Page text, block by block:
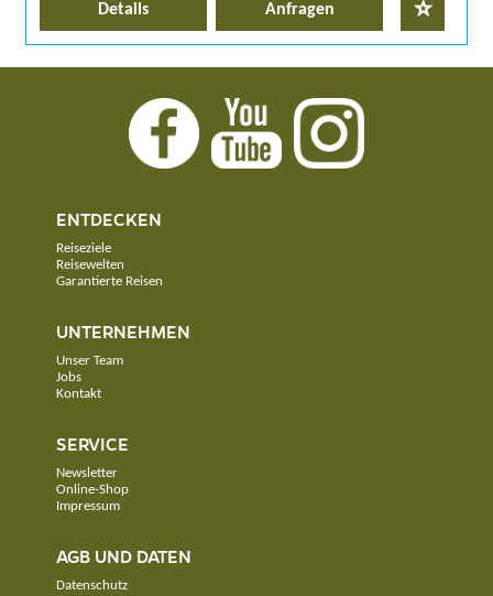
Details Anfragen
ENTDECKEN
Reiseziele
Reisewelten
Garantierte Reisen
UNTERNEHMEN
Unser Team
Jobs
Kontakt
SERVICE
Newsletter
Online-Shop
Impressum
AGB UND DATEN
Datenschutz